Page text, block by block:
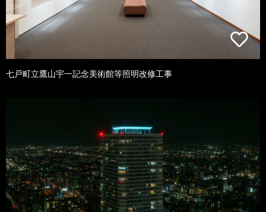
七戸町立鷹山宇一記念美術館等照明改修工事